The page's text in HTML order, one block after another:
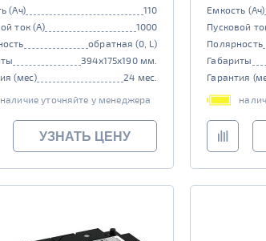
(Ач)
110
ток (А)
1000
обратная (0, L)
394x175x190 мм.
(мес)
24 мес.
наличие уточняйте у менеджера
УЗНАТЬ ЦЕНУ
Емкость (Ач)
Пусковой
Полярность
Габариты
Гарантия